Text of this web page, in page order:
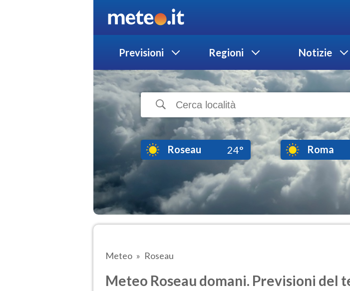
Previsioni Regioni Notizie
Roseau 24° Roma
Meteo Roseau
Meteo Roseau domani. Previsioni del